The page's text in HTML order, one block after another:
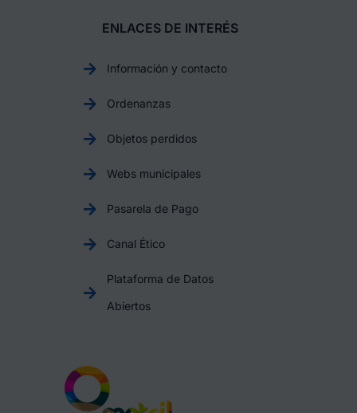
ENLACES DE INTERÉS
Información y contacto
Ordenanzas
Objetos perdidos
Webs municipales
Pasarela de Pago
Canal Ético
Plataforma de Datos
Abiertos